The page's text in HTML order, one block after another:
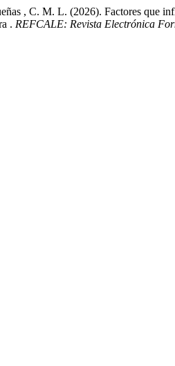
, C. M. L. (2026). Factores que
. REFCALE: Revista Electrónica